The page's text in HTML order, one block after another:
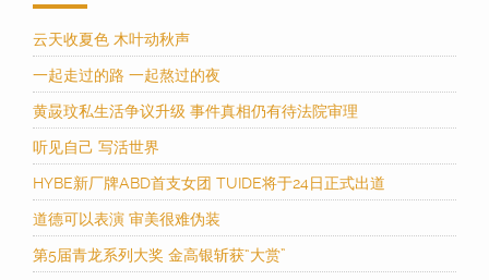
云天收夏色 木叶动秋声
一起走过的路 一起熬过的夜
黄晸玟私生活争议升级 事件真相仍有待法院审理
听见自己 写活世界
HYBE新厂牌ABD首支女团 TUIDE将于24日正式出道
道德可以表演 审美很难伪装
第5届青龙系列大奖 金高银斩获“大赏”